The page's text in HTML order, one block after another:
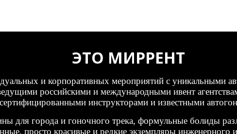
ЭТО МИРРЕНТ
и корпоративных мероприятий с уникальными
российскими и международными ивент
инструкторами и известными
для города и гоночного трека, формульные болиды
просто красивые и редкие экземпляры инженерного